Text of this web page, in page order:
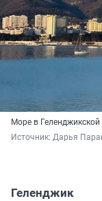
Море в Геленджикской
Источник: Дарья
Геленджик